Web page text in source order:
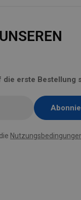
die erste Bestellung